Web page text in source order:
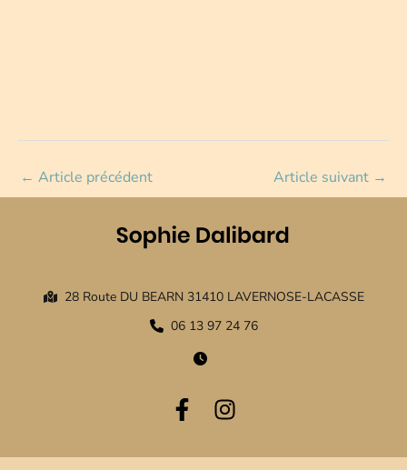
← Article précédent Article suivant →
28 Route DU BEARN 31410 LAVERNOSE-LACASSE
06 13 97 24 76